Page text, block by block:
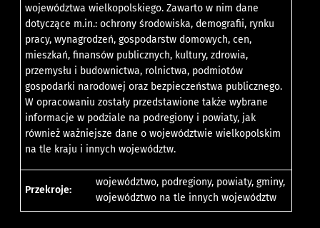
województwa wielkopolskiego. Zawarto w nim dane
dotyczące m.in.: ochrony środowiska, demografii, rynku
pracy, wynagrodzeń, gospodarstw domowych, cen,
mieszkań, finansów publicznych, kultury, zdrowia,
przemysłu i budownictwa, rolnictwa, podmiotów
gospodarki narodowej oraz bezpieczeństwa publicznego.
W opracowaniu zostały przedstawione także wybrane
informacje w podziale na podregiony i powiaty, jak
również ważniejsze dane o województwie wielkopolskim
na tle kraju i innych województw.
Przekroje:
województwo, podregiony, powiaty, gminy,
województwo na tle innych województw